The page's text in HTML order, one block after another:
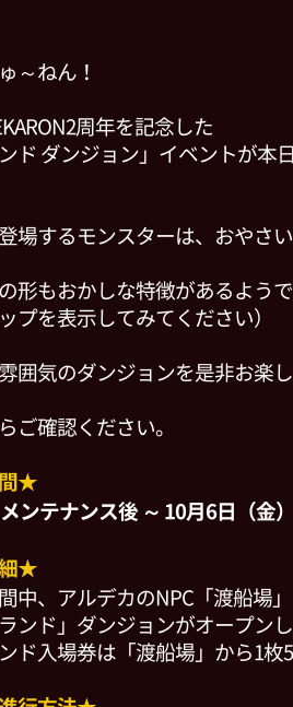
～ねん！
周年を記念した
ド ダンジョン」イベントが本
場するモンスターは、おやさ
形もおかしな特徴があるよう
プを表示してみてください）
囲気のダンジョンを是非お楽
ご確認ください。
★
ンテナンス後 ～ 10月6日（金
★
中、アルデカのNPC「渡船場
ンド」ダンジョンがオープン
ド入場券は「渡船場」から1枚